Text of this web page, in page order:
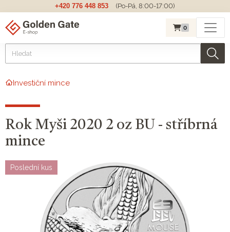
+420 776 448 853 (Po-Pá, 8:00-17:00)
0
Investiční mince
Rok Myši 2020 2 oz BU - stříbrná
mince
Poslední kus